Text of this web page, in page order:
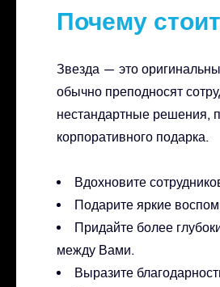
Почему
Звезда — это
обычно преподносят
нестандартные решения,
корпоративного подарка.
Вдохновите
Подарите яркие
Придайте более
между Вами.
Выразите